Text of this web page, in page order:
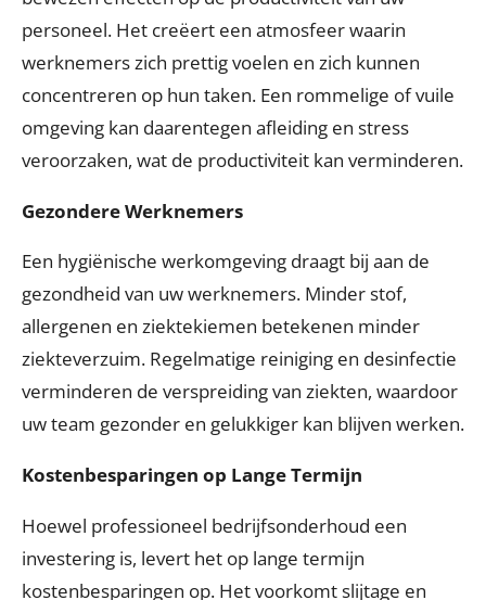
personeel. Het creëert een atmosfeer waarin
werknemers zich prettig voelen en zich kunnen
concentreren op hun taken. Een rommelige of vuile
omgeving kan daarentegen afleiding en stress
veroorzaken, wat de productiviteit kan verminderen.
Gezondere Werknemers
Een hygiënische werkomgeving draagt bij aan de
gezondheid van uw werknemers. Minder stof,
allergenen en ziektekiemen betekenen minder
ziekteverzuim. Regelmatige reiniging en desinfectie
verminderen de verspreiding van ziekten, waardoor
uw team gezonder en gelukkiger kan blijven werken.
Kostenbesparingen op Lange Termijn
Hoewel professioneel bedrijfsonderhoud een
investering is, levert het op lange termijn
kostenbesparingen op. Het voorkomt slijtage en